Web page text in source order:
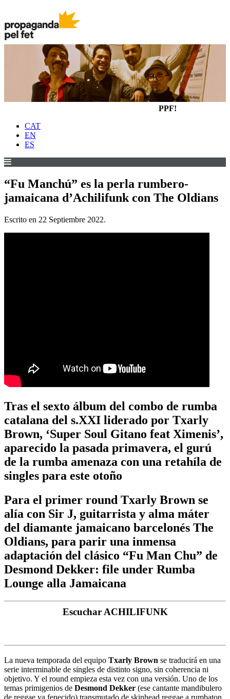
PPF!
CAT
EN
ES
“Fu Manchú” es la perla rumbero-
jamaicana d’Achilifunk con The Oldians
Escrito en 22 Septiembre 2022.
Tras el sexto álbum del combo de rumba
catalana del s.XXI liderado por Txarly
Brown, ‘Super Soul Gitano feat Ximenis’,
aparecido la pasada primavera, el gurú
de la rumba amenaza con una retahíla de
singles para este otoño
Para el primer round Txarly Brown se
alía con Sir J, guitarrista y alma máter
del diamante jamaicano barcelonés The
Oldians, para parir una inmensa
adaptación del clásico “Fu Man Chu” de
Desmond Dekker: file under Rumba
Lounge alla Jamaicana
Escuchar ACHILIFUNK
La nueva temporada del equipo Txarly Brown se traducirá en una
serie interminable de singles de distinto signo, sin coherencia ni
objetivo. Y el round empieza esta vez con una versión. Uno de los
temas primigenios de Desmond Dekker (ese cantante mandibulero
de reggae ya fenecido) transmutado de skinhead reggae a rumbaton